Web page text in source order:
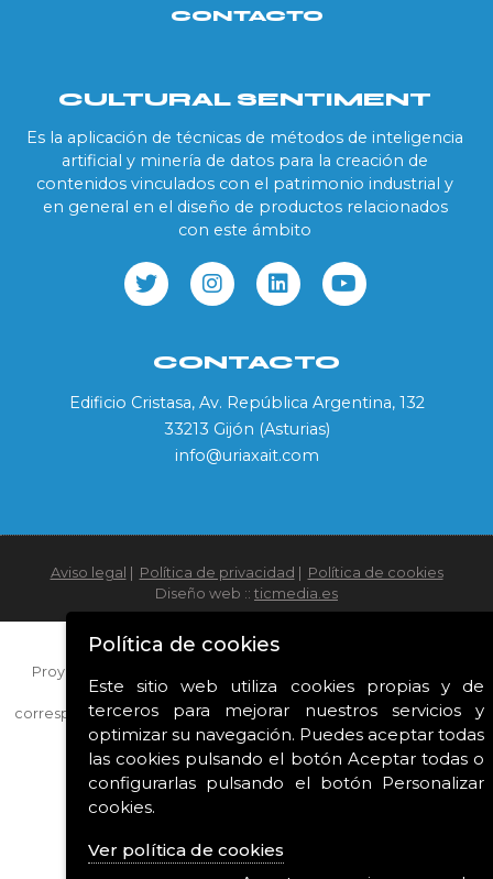
CONTACTO
CULTURAL SENTIMENT
Es la aplicación de técnicas de métodos de inteligencia
artificial y minería de datos para la creación de
contenidos vinculados con el patrimonio industrial y
en general en el diseño de productos relacionados
con este ámbito
CONTACTO
Edificio Cristasa, Av. República Argentina, 132
33213 Gijón (Asturias)
info@uriaxait.com
Aviso legal Política de privacidad
Política de cookies
Diseño web :: ticmedia.es
Proyecto financiado con las ayudas para la modernización e
innovación de las industrias culturales y creativas
correspondientes al año 2022 del Ministerio de Cultura y Deporte.
Política de cookies
Este sitio web utiliza cookies propias y de
terceros para mejorar nuestros servicios y
optimizar su navegación. Puedes aceptar todas
las cookies pulsando el botón Aceptar todas o
configurarlas pulsando el botón Personalizar
cookies.
Ver política de cookies